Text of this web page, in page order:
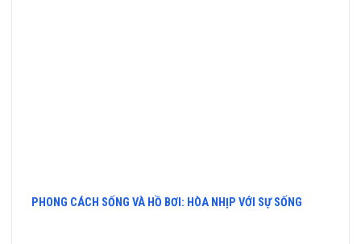
PHONG CÁCH SỐNG VÀ HỒ BƠI: HÒA NHỊP VỚI SỰ SỐNG